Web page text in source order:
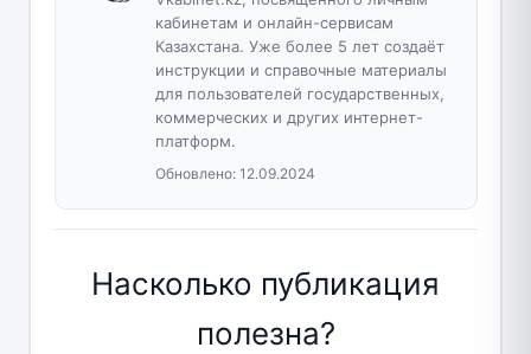
кабинетам и онлайн-сервисам
Казахстана. Уже более 5 лет создаёт
инструкции и справочные материалы
для пользователей государственных,
коммерческих и других интернет-
платформ.
Обновлено: 12.09.2024
Насколько публикация
полезна?